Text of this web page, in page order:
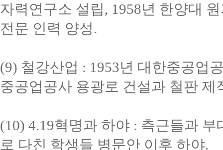
자력연구소 설립, 1958년 한양대
전문 인력 양성.
(9) 철강산업 : 1953년 대한중공업
중공업공사 용광로 건설과 철판
(10) 4.19혁명과 하야 : 측근들과
로 다친 학생들 병문안 이후 하야.